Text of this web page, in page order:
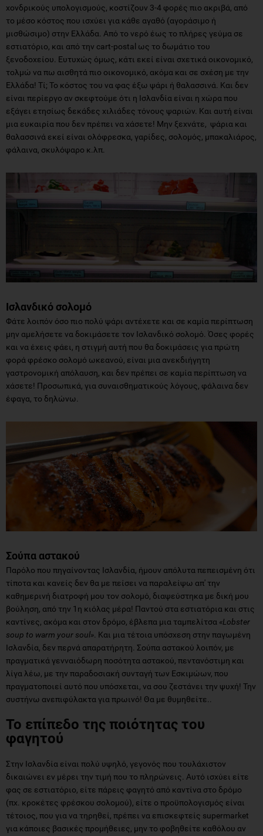
χονδρικούς υπολογισμούς, κοστίζουν 3-4 φορές πιο ακριβά, από
το μέσο κόστος που ισχύει για κάθε αγαθό (αγοράσιμο ή
μισθώσιμο) στην Ελλάδα. Από το νερό έως το πλήρες γεύμα σε
εστιατόριο, και από την cart-postal ως το δωμάτιο του
ξενοδοχείου. Ευτυχώς όμως, κάτι εκεί είναι σχετικά οικονομικό,
τολμώ να πω αισθητά πιο οικονομικό, ακόμα και σε σχέση με την
Ελλάδα! Τί; Το κόστος του να φας έξω ψάρι ή θαλασσινά. Και δεν
είναι περίεργο αν σκεφτούμε ότι η Ισλανδία είναι η χώρα που
εξάγει ετησίως δεκάδες χιλιάδες τόνους ψαριών. Και αυτή είναι
μια ευκαιρία που δεν πρέπει να χάσετε! Μην ξεχνάτε, ψάρια και
θαλασσινά εκεί είναι ολόφρεσκα, γαρίδες, σολομός, μπακαλιάρος,
φάλαινα, σκυλόψαρο κ.λπ.
Ισλανδικό σολομό
Φάτε λοιπόν όσο πιο πολύ ψάρι αντέχετε και σε καμία περίπτωση
μην αμελήσετε να δοκιμάσετε τον Ισλανδικό σολομό. Όσες φορές
και να έχεις φάει, η στιγμή αυτή που θα δοκιμάσεις για πρώτη
φορά φρέσκο σολομό ωκεανού, είναι μια ανεκδιήγητη
γαστρονομική απόλαυση, και δεν πρέπει σε καμία περίπτωση να
χάσετε! Προσωπικά, για συναισθηματικούς λόγους, φάλαινα δεν
έφαγα, το δηλώνω.
Σούπα αστακού
Παρόλο που πηγαίνοντας Ισλανδία, ήμουν απόλυτα πεπεισμένη ότι
τίποτα και κανείς δεν θα με πείσει να παραλείψω απ' την
καθημερινή διατροφή μου τον σολομό, διαψεύστηκα με δική μου
βούληση, από την 1η κιόλας μέρα! Παντού στα εστιατόρια και στις
καντίνες, ακόμα και στον δρόμο, έβλεπα μια ταμπελίτσα «Lobster
soup to warm your soul». Και μια τέτοια υπόσχεση στην παγωμένη
Ισλανδία, δεν περνά απαρατήρητη. Σούπα αστακού λοιπόν, με
πραγματικά γενναιόδωρη ποσότητα αστακού, πεντανόστιμη και
λίγα λέω, με την παραδοσιακή συνταγή των Εσκιμώων, που
πραγματοποιεί αυτό που υπόσχεται, να σου ζεστάνει την ψυχή! Την
συστήνω ανεπιφύλακτα για πρωινό! Θα με θυμηθείτε..
Το επίπεδο της ποιότητας του
φαγητού
Στην Ισλανδία είναι πολύ υψηλό, γεγονός που τουλάχιστον
δικαιώνει εν μέρει την τιμή που το πληρώνεις. Αυτό ισχύει είτε
φας σε εστιατόριο, είτε πάρεις φαγητό από καντίνα στο δρόμο
(πχ. κροκέτες φρέσκου σολομού), είτε ο προϋπολογισμός είναι
τέτοιος, που για να τηρηθεί, πρέπει να επισκεφτείς supermarket
για κάποιες βασικές προμήθειες, μην το φοβηθείτε καθόλου αν